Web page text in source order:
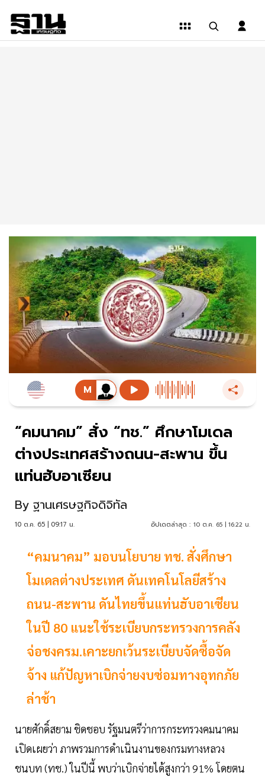
“คมนาคม” สั่ง “ทช.” ศึกษาโมเดล
ต่างประเทศสร้างถนน-สะพาน ขึ้น
แท่นฮับอาเซียน
By ฐานเศรษฐกิจดิจิทัล
10 ต.ค. 65 | 09:17 น. อัปเดตล่าสุด : 10 ต.ค. 65 | 16:22 น.
“คมนาคม” มอบนโยบาย ทช. สั่งศึกษา
โมเดลต่างประเทศ ดันเทคโนโลยีสร้าง
ถนน-สะพาน ดันไทยขึ้นแท่นฮับอาเซียน
ในปี 80 แนะใช้ระเบียบกระทรวงการคลัง
จ่อชงครม.เคาะยกเว้นระเบียบจัดซื้อจัด
จ้าง แก้ปัญหาเบิกจ่ายงบซ่อมทางอุทกภัย
ล่าช้า
นายศักดิ์สยาม ชิดชอบ รัฐมนตรีว่าการกระทรวงคมนาคม
เปิดเผยว่า ภาพรวมการดำเนินงานของกรมทางหลวง
ชนบท (ทช.) ในปีนี้ พบว่าเบิกจ่ายได้สูงกว่า 91% โดยตน